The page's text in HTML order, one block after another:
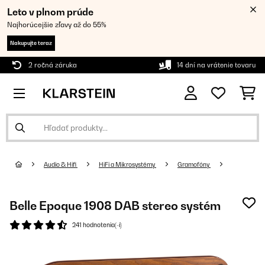
Leto v plnom prúde
Najhorúcejšie zľavy až do 55%
Nakupujte teraz
2 ročná záruka 14 dní na vrátenie tovaru
Audio & Hifi HiFi a Mikrosystémy Gramofóny
Belle Epoque 1908 DAB stereo systém
241 hodnotenia(-í)